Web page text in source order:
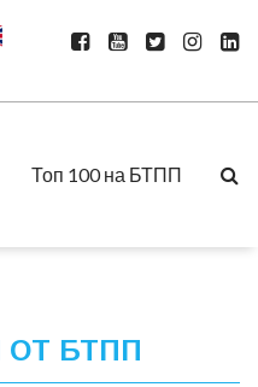
Топ 100 на БТПП
БТПП